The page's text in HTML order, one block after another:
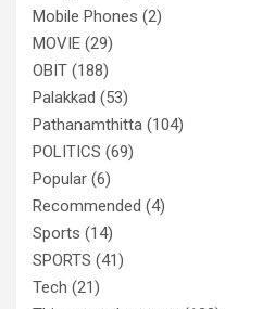
Mobile Phones (2)
MOVIE (29)
OBIT (188)
Palakkad (53)
Pathanamthitta (104)
POLITICS (69)
Popular (6)
Recommended (4)
Sports (14)
SPORTS (41)
Tech (21)